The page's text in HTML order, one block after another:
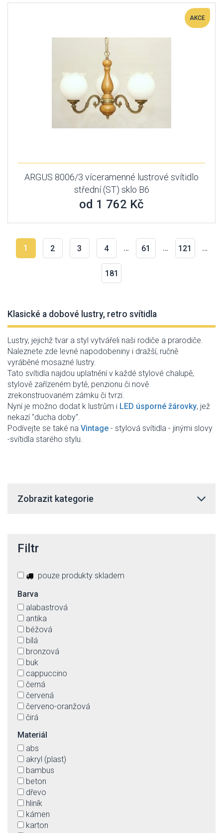
AKCE
ARGUS 8006/3 víceramenné lustrové svítidlo
střední (ST) sklo B6
od 1 762 Kč
1 2 3 4 … 61 … 121 …
181
Klasické a dobové lustry, retro svítidla
Lustry, jejichž tvar a styl vytvářeli naši rodiče a prarodiče.
Naleznete zde levné napodobeniny i dražší, ručně
vyráběné mosazné lustry.
Tato svítidla najdou uplatnění v každé stylové chalupě,
stylově zařízeném bytě, penzionu či nově
zrekonstruovaném zámku či tvrzi.
Nyní je možno dodat k lustrům i LED úsporné žárovky, jež
nekazí "ducha doby".
Podívejte se také na Vintage - stylová svítidla - jinými slovy
-svítidla starého stylu.
Zobrazit kategorie
Filtr
pouze produkty skladem
Barva
alabastrová
antika
béžová
bílá
bronzová
buk
cappuccino
černá
červená
červeno-oranžová
čirá
grafit
hnědá
hnědá antika
chrom-lesklý
jantar
koňaková
kouřová
krémová
matná
Materiál
abs
akryl (plast)
bambus
beton
dřevo
hliník
kámen
karton